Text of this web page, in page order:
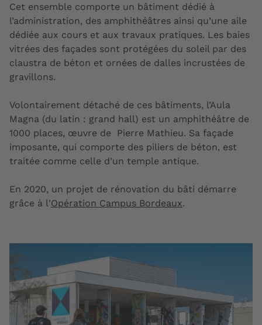
Cet ensemble comporte un bâtiment dédié à
l’administration, des amphithéâtres ainsi qu’une aile
dédiée aux cours et aux travaux pratiques. Les baies
vitrées des façades sont protégées du soleil par des
claustra de béton et ornées de dalles incrustées de
gravillons.
Volontairement détaché de ces bâtiments, l’Aula
Magna (du latin : grand hall) est un amphithéâtre de
1000 places, œuvre de Pierre Mathieu. Sa façade
imposante, qui comporte des piliers de béton, est
traitée comme celle d’un temple antique.
En 2020, un projet de rénovation du bâti démarre
grâce à l'Opération Campus Bordeaux.